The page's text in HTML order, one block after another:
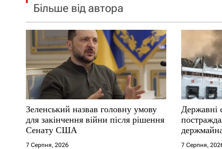
Більше від автора
Зеленський назвав головну умову
для закінчення війни після рішення
Сенату США
7 Серпня, 2026
Державні
прем’єра
7 Серпня,